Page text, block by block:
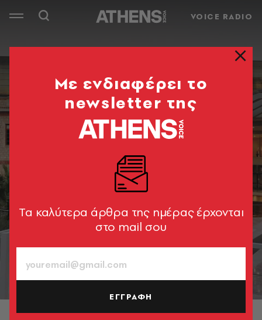
VOICE RADIO
Μουσείο Ακρόπολης
Mε ενδιαφέρει το
newsletter της
Tα καλύτερα άρθρα της ημέρας έρχονται
στο mail σου
ΕΓΓΡΑΦΗ